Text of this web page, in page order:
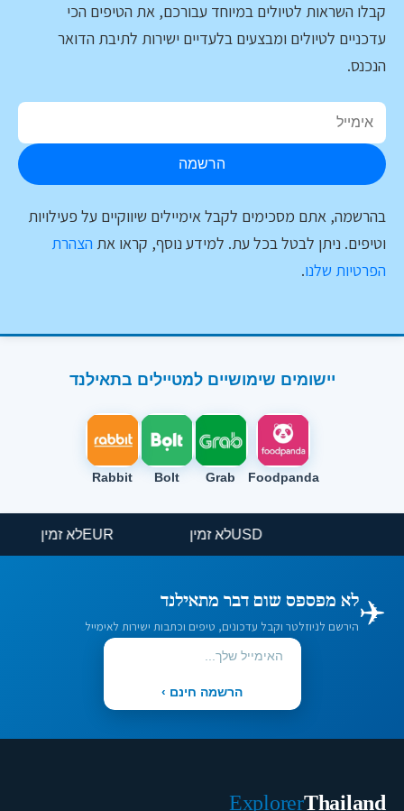
קבלו השראות לטיולים במיוחד עבורכם, את הטיפים הכי
עדכניים לטיולים ומבצעים בלעדיים ישירות לתיבת הדואר
הנכנס.
הרשמה
בהרשמה, אתם מסכימים לקבל אימיילים שיווקיים על פעילויות
וטיפים. ניתן לבטל בכל עת. למידע נוסף, קראו את הצהרת
הפרטיות שלנו.
יישומים שימושיים למטיילים בתאילנד
Foodpanda
Grab
Bolt
Rabbit
USDלא זמין EURלא זמין
✈️לא מפספס שום דבר מתאילנד
הירשם לניוזלטר וקבל עדכונים, טיפים וכתבות ישירות לאימייל
הרשמה חינם ›
Thailand
Explorer